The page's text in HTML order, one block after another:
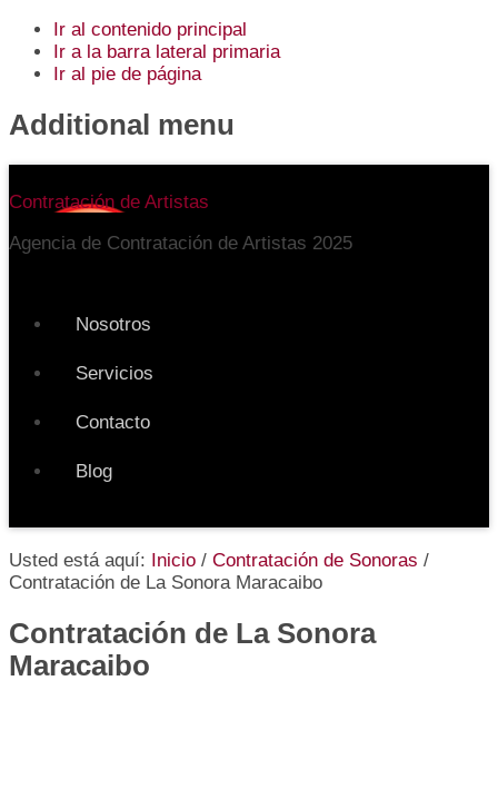
Ir al contenido principal
Ir a la barra lateral primaria
Ir al pie de página
Additional menu
Contratación de Artistas
Agencia de Contratación de Artistas 2025
Nosotros
Servicios
Contacto
Blog
Usted está aquí: Inicio / Contratación de Sonoras /
Contratación de La Sonora Maracaibo
Contratación de La Sonora
Maracaibo